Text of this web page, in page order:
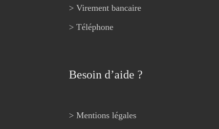
> Virement bancaire
> Téléphone
Besoin d’aide ?
> Mentions légales